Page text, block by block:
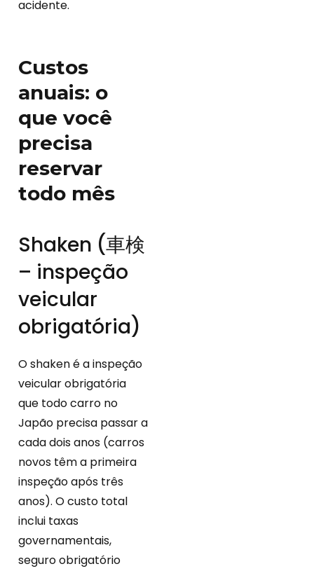
acidente.
Custos
anuais: o
que você
precisa
reservar
todo mês
Shaken (車検
– inspeção
veicular
obrigatória)
O shaken é a inspeção
veicular obrigatória
que todo carro no
Japão precisa passar a
cada dois anos (carros
novos têm a primeira
inspeção após três
anos). O custo total
inclui taxas
governamentais,
seguro obrigatório